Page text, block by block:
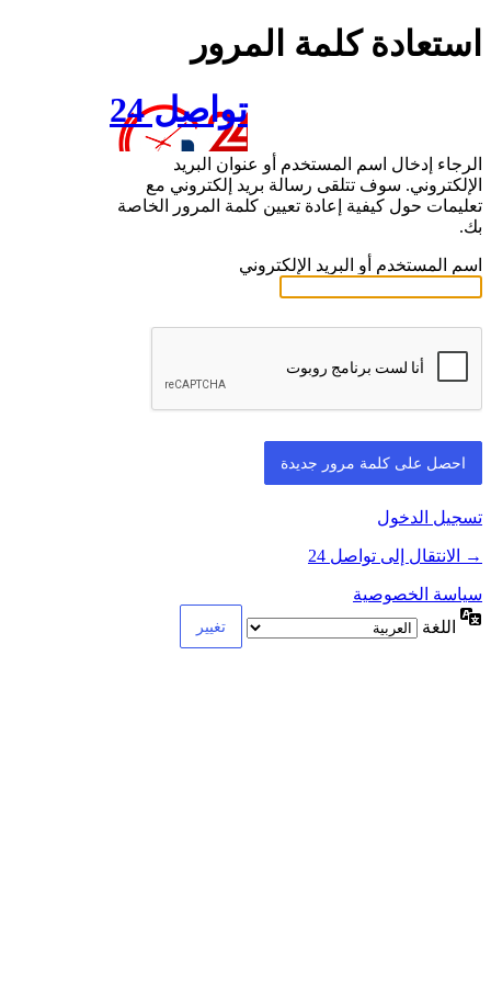
استعادة كلمة المرور
تواصل 24
الرجاء إدخال اسم المستخدم أو عنوان البريد
الإلكتروني. سوف تتلقى رسالة بريد إلكتروني مع
تعليمات حول كيفية إعادة تعيين كلمة المرور الخاصة
بك.
اسم المستخدم أو البريد الإلكتروني
تسجيل الدخول
→ الانتقال إلى تواصل 24
سياسة الخصوصية
اللغة